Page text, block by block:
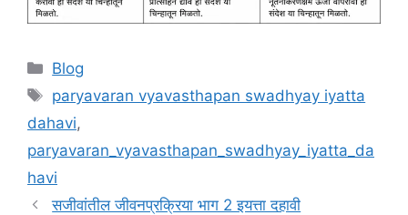
Categories
Blog
Tags
paryavaran vyavasthapan swadhyay iyatta
dahavi,
paryavaran_vyavasthapan_swadhyay_iyatta_da
havi
सजीवांतील जीवनप्रक्रिया भाग 2 इयत्ता दहावी